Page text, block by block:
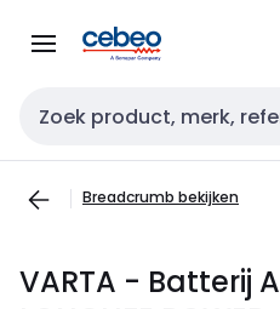
naar
naar
Zoekveld invoer
Breadcrumb bekijken
VARTA - Batterij